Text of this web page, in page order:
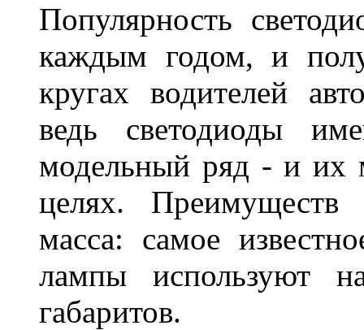
Популярность
каждым годом, и
кругах водителей
ведь светодиоды
модельный ряд - и их
целях.
масса: самое
лампы используют
габаритов.